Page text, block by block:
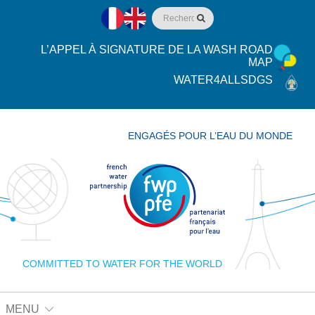
L’APPEL À SIGNATURE DE LA WASH ROAD
MAP
WATER4ALLSDGS
COMMITTED TO WATER FOR THE WORLD
ENGAGÉS POUR L’EAU DU MONDE
MENU